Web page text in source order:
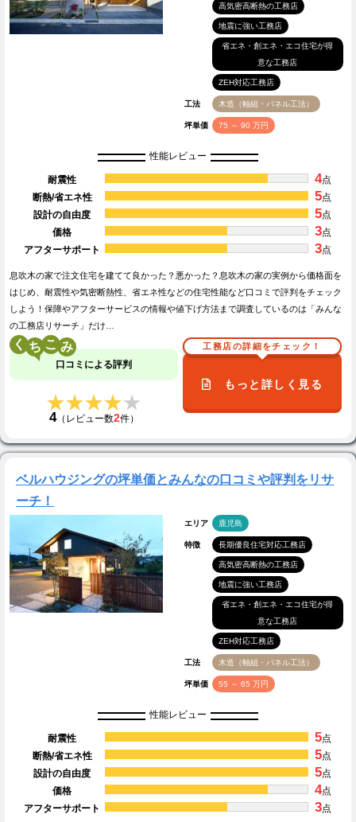
高気密高断熱の工務店
地震に強い工務店
省エネ・創エネ・エコ住宅が得
意な工務店
ZEH対応工務店
工法 木造（軸組・パネル工法）
坪単価 75 ～ 90 万円
性能レビュー
耐震性 4点
断熱/省エネ性
5点
設計の自由度
5点
価格
3点
アフターサポート
3点
息吹木の家で注文住宅を建てて良かった？悪かった？息吹木の家の実例から価格面を
はじめ、耐震性や気密断熱性、省エネ性などの住宅性能など口コミで評判をチェック
しよう！保障やアフターサービスの情報や値下げ方法まで調査しているのは「みんな
の工務店リサーチ」だけ…
く こ
口コミによる評判
★★★★★
★★★★★
4（レビュー数2件）
工務店の詳細をチェック！
もっと詳しく見る
ベルハウジングの坪単価とみんなの口コミや評判をリサ
ーチ！
エリア 鹿児島
特徴 長期優良住宅対応工務店
高気密高断熱の工務店
地震に強い工務店
省エネ・創エネ・エコ住宅が得
意な工務店
ZEH対応工務店
工法 木造（軸組・パネル工法）
坪単価 55 ～ 65 万円
性能レビュー
耐震性 5点
断熱/省エネ性
5点
設計の自由度
5点
価格
4点
アフターサポート
3点